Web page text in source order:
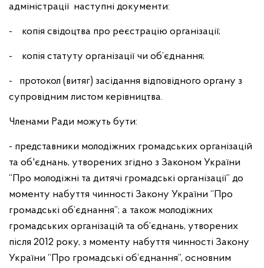
адміністрації наступні документи:
- копія свідоцтва про реєстрацію організації;
- копія статуту організації чи об’єднання;
- протокол (витяг) засідання відповідного органу з
супровідним листом керівництва.
Членами Ради можуть бути:
- представники молодіжних громадських організацій
та об'єднань, утворених згідно з Законом України
“Про молодіжні та дитячі громадські організації” до
моменту набуття чинності Закону України “Про
громадські об’єднання”; а також молодіжних
громадських організацій та об’єднань, утворених
після 2012 року, з моменту набуття чинності Закону
України “Про громадські об’єднання”, основним